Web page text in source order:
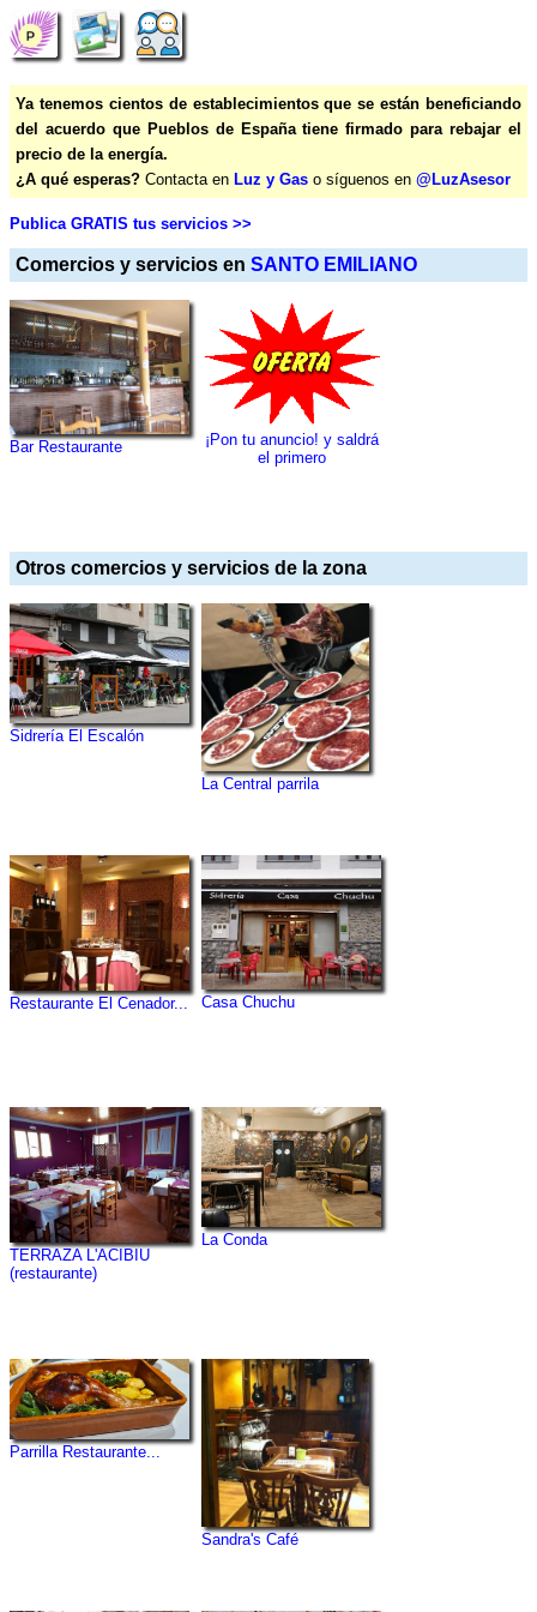
Ya tenemos cientos de establecimientos que se están beneficiando
del acuerdo que Pueblos de España tiene firmado para rebajar el
precio de la energía.
¿A qué esperas? Contacta en Luz y Gas o síguenos en @LuzAsesor
Publica GRATIS tus servicios >>
Comercios y servicios en SANTO EMILIANO
Bar Restaurante
¡Pon tu anuncio! y saldrá
el primero
Otros comercios y servicios de la zona
Sidrería El Escalón
La Central parrila
Restaurante El Cenador... Casa Chuchu
TERRAZA L'ACIBIU
(restaurante)
La Conda
Parrilla Restaurante...
Sandra's Café